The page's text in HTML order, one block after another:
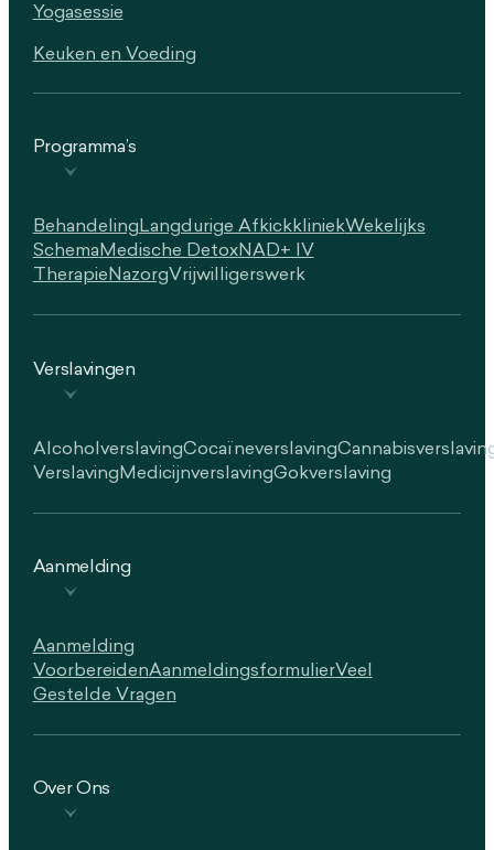
Yogasessie
Keuken en Voeding
Programma’s
BehandelingLangdurige AfkickkliniekWekelijks
SchemaMedische DetoxNAD+ IV
TherapieNazorgVrijwilligerswerk
Verslavingen
AlcoholverslavingCocaïneverslaving
Verslaving MedicijnverslavingGokverslaving
Aanmelding
Aanmelding
VoorbereidenAanmeldingsformulierVeel
Gestelde Vragen
Over Ons